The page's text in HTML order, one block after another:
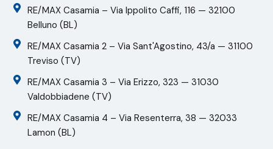
RE/MAX Casamia – Via Ippolito Caffi, 116 — 32100
Belluno (BL)
RE/MAX Casamia 2 – Via Sant'Agostino, 43/a — 31100
Treviso (TV)
RE/MAX Casamia 3 – Via Erizzo, 323 — 31030
Valdobbiadene (TV)
RE/MAX Casamia 4 – Via Resenterra, 38 — 32033
Lamon (BL)